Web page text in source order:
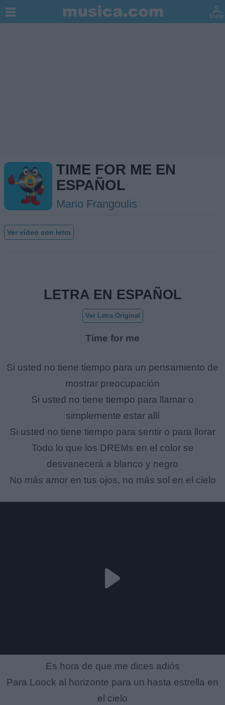
TIME FOR ME EN
ESPAÑOL
Mario Frangoulis
Ver vídeo con letra
LETRA EN ESPAÑOL
Ver Letra Original
Time for me
Si usted no tiene tiempo para un pensamiento de
mostrar preocupación
Si usted no tiene tiempo para llamar o
simplemente estar allí
Si usted no tiene tiempo para sentir o para llorar
Todo lo que los DREMs en el color se
desvanecerá a blanco y negro
No más amor en tus ojos, no más sol en el cielo
Es hora de que me dices adiós
Para Loock al horizonte para un hasta estrella en
el cielo